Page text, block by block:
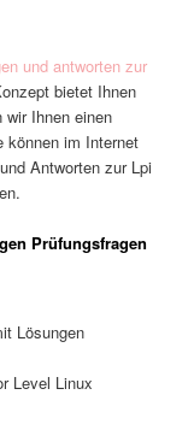
und antworten zur
bietet Ihnen
wir Ihnen einen
können im Internet
Antworten zur Lpi
Prüfungsfragen
Lösungen
Level Linux